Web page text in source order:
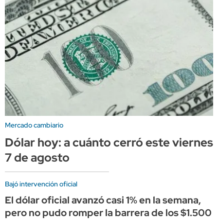
Mercado cambiario
Dólar hoy: a cuánto cerró este viernes
7 de agosto
Bajó intervención oficial
El dólar oficial avanzó casi 1% en la semana,
pero no pudo romper la barrera de los $1.500